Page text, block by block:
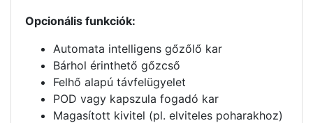
Opcionális funkciók:
Automata intelligens gőzőlő kar
Bárhol érinthető gőzcső
Felhő alapú távfelügyelet
POD vagy kapszula fogadó kar
Magasított kivitel (pl. elviteles poharakhoz)